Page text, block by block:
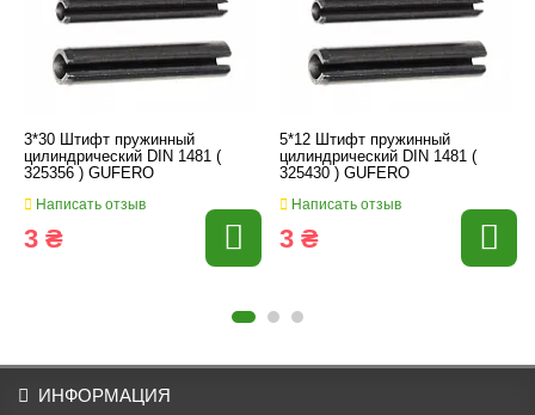
3*30 Штифт пружинный
цилиндрический DIN 1481 (
325356 ) GUFERO
Написать отзыв
3 ₴
5*12 Штифт пружинный
цилиндрический DIN 1481 (
325430 ) GUFERO
Написать отзыв
3 ₴
ИНФОРМАЦИЯ